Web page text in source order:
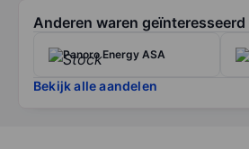
Anderen waren geïnteresseerd
Panoro Energy ASA
Bekijk alle aandelen